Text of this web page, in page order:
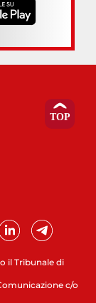
il Tribunale di
c/o